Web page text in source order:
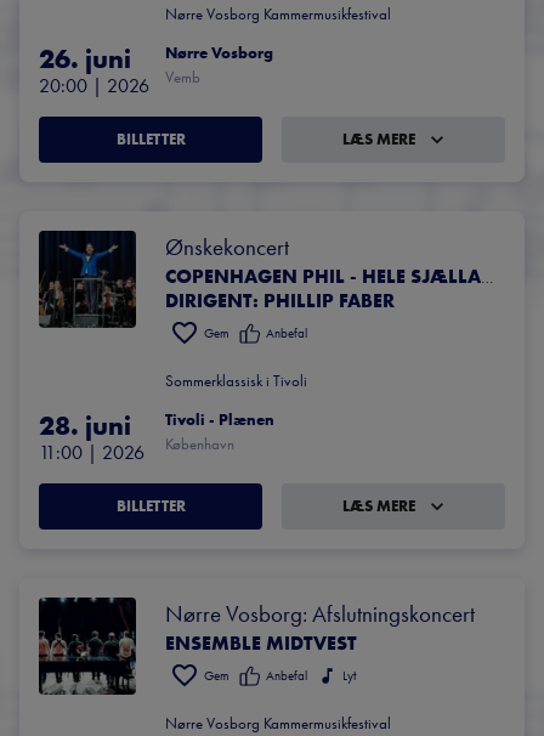
Nørre Vosborg Kammermusikfestival
26. juni
20:00 | 2026
Nørre Vosborg
Vemb
BILLETTER LÆS MERE
Ønskekoncert
COPENHAGEN PHIL - HELE SJÆLLANDS SYMFONIORKESTER
DIRIGENT: PHILLIP FABER
Gem Anbefal
Sommerklassisk i Tivoli
28. juni
11:00 | 2026
Tivoli - Plænen
København
BILLETTER LÆS MERE
Nørre Vosborg: Afslutningskoncert
ENSEMBLE MIDTVEST
Gem Anbefal Lyt
Nørre Vosborg Kammermusikfestival